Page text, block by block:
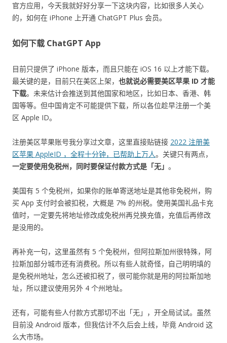
官方应用，今天我就好好分享一下这块内容，比如很多人关心
的，如何在 iPhone 上开通 ChatGPT Plus 会员。
如何下载 ChatGPT App
目前只提供了 iPhone 版本，而且只能在 iOS 16 以上才能下载。
最关键的是，目前只在美区上架， 也就说必需要美区苹果 ID 才能
下载。未来估计会推送到其他国家和地区，比如日本、香港、韩
国等等。但中国肯定不可能提供下载，所以各位趁早注册一个美
区 Apple ID。
注册美区苹果账号我分享过文章，这里直接贴链接 2022 注册美
区苹果 AppleID ，全程十分钟，已帮助上万人。关键只有两点，
一定要使用免税州，同时要保证付款方式是「无」 。
美国有 5 个免税州，如果你的账单寄送地址是其他非免税州，购
买 App 支付时会被扣税，大概是 7% 的州税。使用美国礼品卡充
值时，一定要先将地址修改成免税州再兑换充值，充值后再修改
是没用的。
再补充一句，这里虽然有 5 个免税州，但阿拉斯加州很特殊，阿
拉斯加部分城市还有消费税。所以有些人就奇怪，自己明明填的
是免税州地址，怎么还被扣税了，很可能你就是用的阿拉斯加地
址，所以建议使用另外 4 个州地址。
还有，可能有些人付款方式那切不出「无」，开全局试试。虽然
目前没 Android 版本，但我估计不久后会上线，毕竟 Android 这
么大市场。